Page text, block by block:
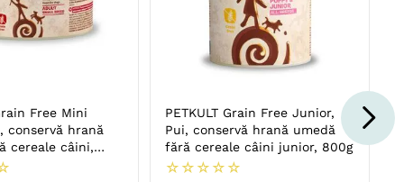
Free Mini
conservă hrană
cereale câini,
PETKULT Grain Free Junior,
Pui, conservă hrană umedă
fără cereale câini junior, 800g
☆ ☆ ☆ ☆ ☆